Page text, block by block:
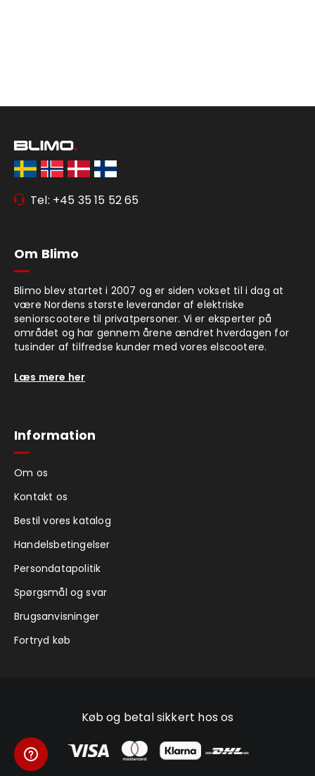
Tel: +45 35 15 52 65
Om Blimo
Blimo blev startet i 2007 og er siden vokset til i dag at
være Nordens største leverandør af elektriske
seniorscootere til privatpersoner. Vi er eksperter på
området og har gennem årene ændret hverdagen for
tusinder af tilfredse kunder med vores elscootere.
Læs mere her
Information
Om os
Kontakt os
Bestil vores katalog
Handelsbetingelser
Persondatapolitik
Spørgsmål og svar
Brugsanvisninger
Fortryd køb
Køb og betal sikkert hos os